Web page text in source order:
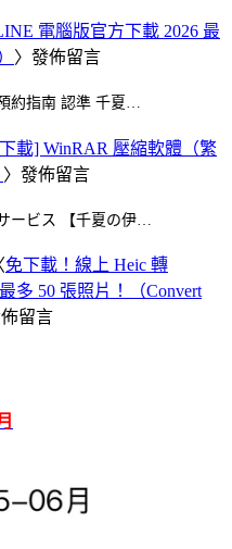
電腦版官方下載 2026 最
〉發佈留言
約指南 認準 千夏…
載] WinRAR 壓縮軟體（繁
〉發佈留言
ービス 【千夏の伊…
免下載！線上 Heic 轉
多 50 張照片！（Convert
留言